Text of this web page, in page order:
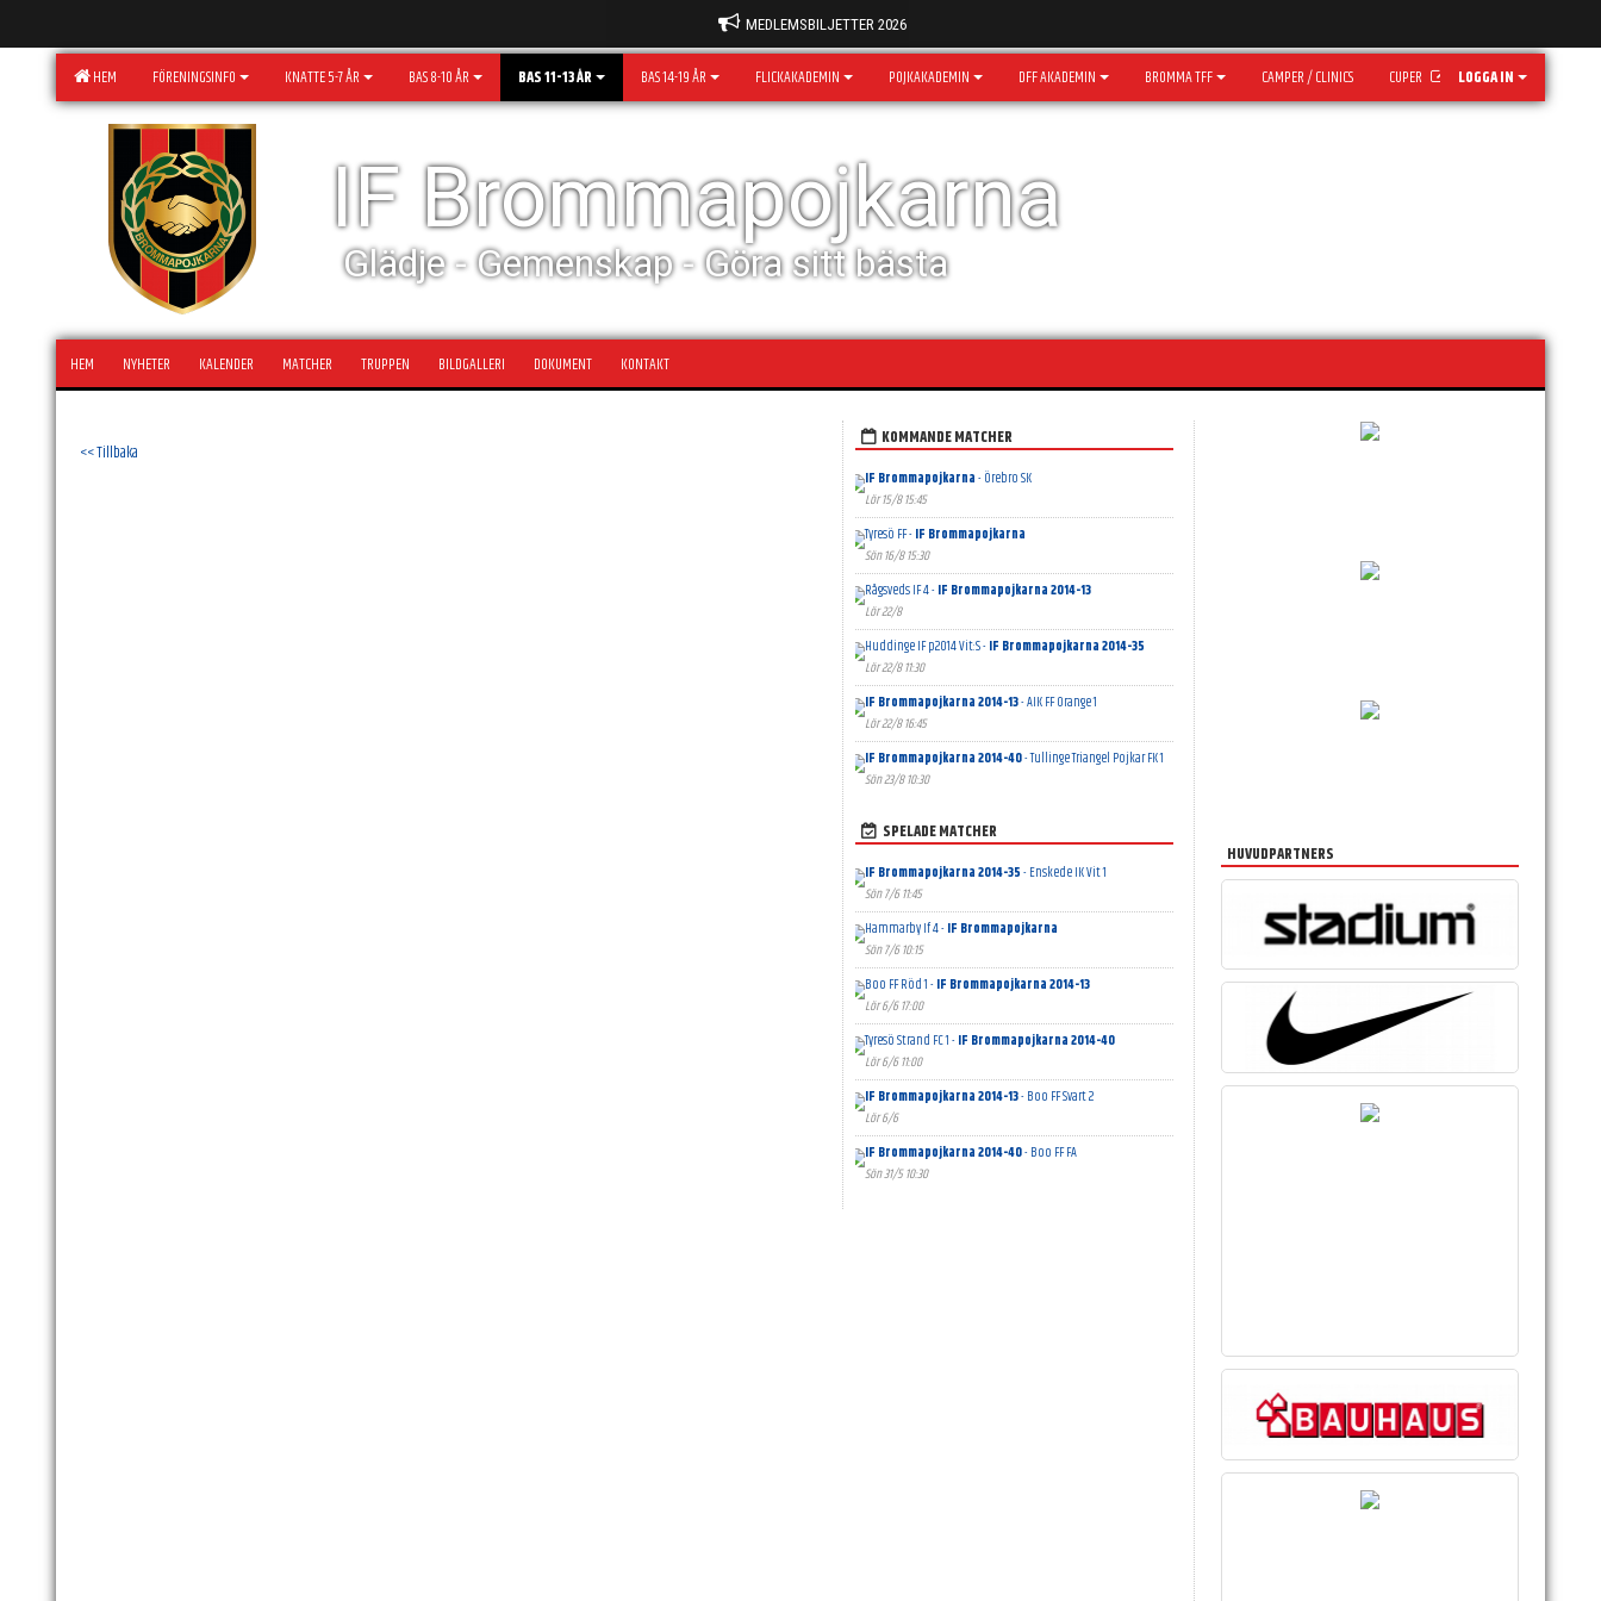
MEDLEMSBILJETTER 2026
HEM FÖRENINGSINFO KNATTE 5-7 ÅR BAS 8-10 ÅR BAS 11-13 ÅR BAS 14-19 ÅR FLICKAKADEMIN POJKAKADEMIN DFF AKADEMIN BROMMA TFF CAMPER / CLINICS CUPER LOGGA IN
IF Brommapojkarna
Glädje - Gemenskap - Göra sitt bästa
HEM NYHETER KALENDER MATCHER TRUPPEN BILDGALLERI DOKUMENT KONTAKT
<< Tillbaka
KOMMANDE MATCHER
IF Brommapojkarna- Örebro SK
Lör 15/8 15:45
Tyresö FF -IF Brommapojkarna
Sön 16/8 15:30
Rågsveds IF 4 -IF Brommapojkarna 2014-13
Lör 22/8
Huddinge IF p2014 Vit:S -IF Brommapojkarna 2014-35
Lör 22/8 11:30
IF Brommapojkarna 2014-13- AIK FF Orange 1
Lör 22/8 16:45
IF Brommapojkarna 2014-40- Tullinge Triangel Pojkar FK 1
Sön 23/8 10:30
SPELADE MATCHER
IF Brommapojkarna 2014-35- Enskede IK Vit 1
Sön 7/6 11:45
Hammarby If 4 -IF Brommapojkarna
Sön 7/6 10:15
Boo FF Röd 1 -IF Brommapojkarna 2014-13
Lör 6/6 17:00
Tyresö Strand FC 1 -IF Brommapojkarna 2014-40
Lör 6/6 11:00
IF Brommapojkarna 2014-13- Boo FF Svart 2
Lör 6/6
IF Brommapojkarna 2014-40- Boo FF FA
Sön 31/5 10:30
HUVUDPARTNERS